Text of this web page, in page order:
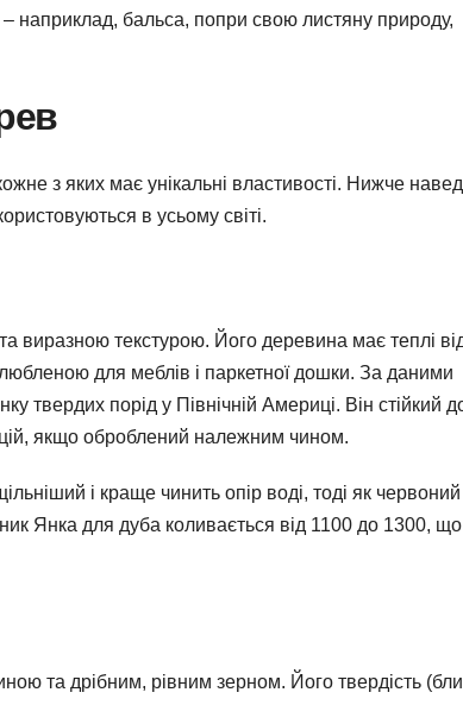
наприклад, бальса, попри свою листяну природу,
з яких має унікальні властивості. Нижче
в усьому світі.
виразною текстурою. Його деревина має теплі
для меблів і паркетної дошки. За даними
твердих порід у Північній Америці. Він стійкий
якщо оброблений належним чином.
і краще чинить опір воді, тоді як
Янка для дуба коливається від 1100 до 1300, що
та дрібним, рівним зерном. Його твердість